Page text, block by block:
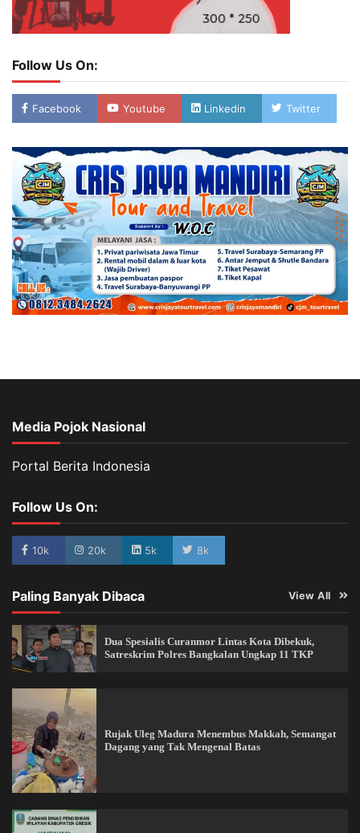
Follow Us On:
Facebook Youtube Linkedin Twitter
Media Pojok Nasional
Portal Berita Indonesia
Follow Us On:
10k 20k 5k 8k
Paling Banyak Dibaca View All
Dua Spesialis Curanmor Lintas Kota Dibekuk,
Satreskrim Polres Bangkalan Ungkap 11 TKP
Rujak Uleg Madura Menembus Makkah, Semangat
Dagang yang Tak Mengenal Batas